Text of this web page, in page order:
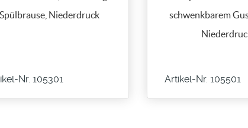
Spülbrause, Niederdruck
Nr. 105301
schwenkbarem
Artikel-Nr. 105501